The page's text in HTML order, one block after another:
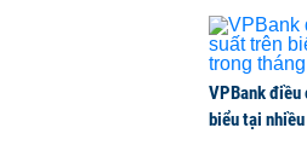
QUỐC TẾ -
Việt
THỜI SỰ -
VPBank
biểu tại